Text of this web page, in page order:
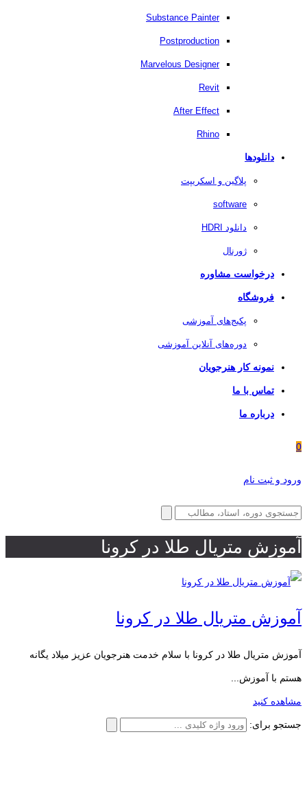
Substance Painter
Postproduction
Marvelous Designer
Revit
After Effect
Rhino
دانلودها
پلاگین و اسکریپت
software
دانلود HDRI
ژورنال
درخواست مشاوره
فروشگاه
پکیج‌های آموزشی
دوره‌های آنلاین آموزشی
نمونه کار هنرجویان
تماس با ما
درباره ما
0
ورود و ثبت نام
آموزش متریال طلا در کرونا
آموزش متریال طلا در کرونا
آموزش متریال طلا در کرونا با سلام خدمت هنرجویان عزیز میلاد یگانه
هستم با آموزش...
مشاهده کنید
جستجو برای: